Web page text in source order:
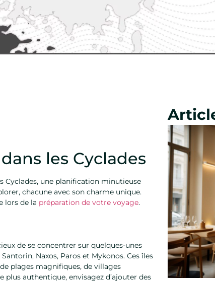
les Cyclades
Cyclades, une planification minutieuse
chacune avec son charme unique.
lors de la préparation de votre voyage.
de se concentrer sur quelques-unes
Naxos, Paros et Mykonos. Ces îles
plages magnifiques, de villages
authentique, envisagez d’ajouter des